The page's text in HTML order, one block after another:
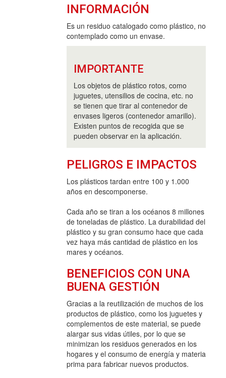
INFORMACIÓN
Es un residuo catalogado como plástico, no
contemplado como un envase.
IMPORTANTE
Los objetos de plástico rotos, como
juguetes, utensilios de cocina, etc. no
se tienen que tirar al contenedor de
envases ligeros (contenedor amarillo).
Existen puntos de recogida que se
pueden observar en la aplicación.
PELIGROS E IMPACTOS
Los plásticos tardan entre 100 y 1.000
años en descomponerse.
Cada año se tiran a los océanos 8 millones
de toneladas de plástico. La durabilidad del
plástico y su gran consumo hace que cada
vez haya más cantidad de plástico en los
mares y océanos.
BENEFICIOS CON UNA
BUENA GESTIÓN
Gracias a la reutilización de muchos de los
productos de plástico, como los juguetes y
complementos de este material, se puede
alargar sus vidas útiles, por lo que se
minimizan los residuos generados en los
hogares y el consumo de energía y materia
prima para fabricar nuevos productos.